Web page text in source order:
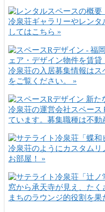
冷泉荘ギャラリーやレン
してはこちら »
冷泉荘の入居募集情報は
をご覧ください。 »
冷泉荘の運営会社スペー
ています。募集職種は不
冷泉荘のようにカスタム
お部屋！ »
窓から承天寺が見え、た
まちのラウンジ的役割を